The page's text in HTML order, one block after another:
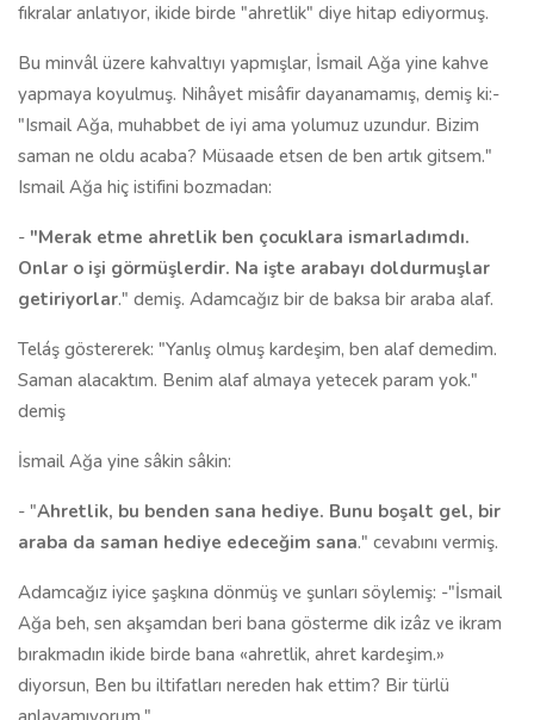
fıkralar anlatıyor, ikide birde "ahretlik" diye hitap ediyormuş.
Bu minvâl üzere kahvaltıyı yapmışlar, İsmail Ağa yine kahve
yapmaya koyulmuş. Nihâyet misâfir dayanamamış, demiş ki:-
"Ismail Ağa, muhabbet de iyi ama yolumuz uzundur. Bizim
saman ne oldu acaba? Müsaade etsen de ben artık gitsem."
Ismail Ağa hiç istifini bozmadan:
- "Merak etme ahretlik ben çocuklara ismarladımdı.
Onlar o işi görmüşlerdir. Na işte arabayı doldurmuşlar
getiriyorlar." demiş. Adamcağız bir de baksa bir araba alaf.
Teláş göstererek: "Yanlış olmuş kardeşim, ben alaf demedim.
Saman alacaktım. Benim alaf almaya yetecek param yok."
demiş
İsmail Ağa yine sâkin sâkin:
- "Ahretlik, bu benden sana hediye. Bunu boşalt gel, bir
araba da saman hediye edeceğim sana." cevabını vermiş.
Adamcağız iyice şaşkına dönmüş ve şunları söylemiş: -"İsmail
Ağa beh, sen akşamdan beri bana gösterme dik izâz ve ikram
bırakmadın ikide birde bana «ahretlik, ahret kardeşim.»
diyorsun, Ben bu iltifatları nereden hak ettim? Bir türlü